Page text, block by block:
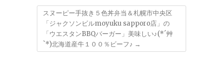
スヌーピー手抜き５色丼弁当＆札幌市中央区
「ジャクソンビルmoyuku sapporo店」の
「ウエスタンBBQバーガー」美味しい♪(*´艸
`*)北海道産牛１００％ビーフ♪ →